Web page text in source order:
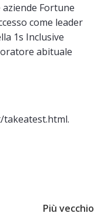
Fortune
come leader
1s Inclusive
abituale
Più vecchio